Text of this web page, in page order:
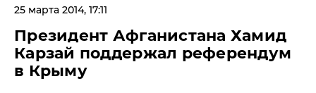
25 марта 2014, 17:11
Президент Афганистана Хамид
Карзай поддержал референдум
в Крыму